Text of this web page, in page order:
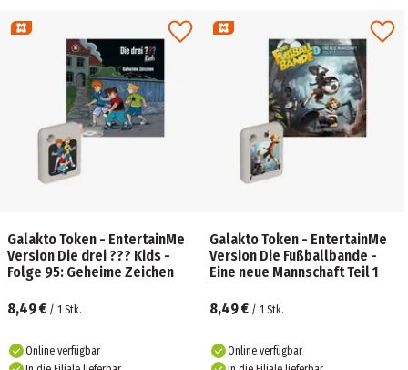
Galakto Token - EntertainMe
Version Die drei ??? Kids -
Folge 95: Geheime Zeichen
8,49 € / 1 Stk.
Online verfügbar
Galakto Token - EntertainMe
Version Die Fußballbande -
Eine neue Mannschaft Teil 1
8,49 € / 1 Stk.
Online verfügbar